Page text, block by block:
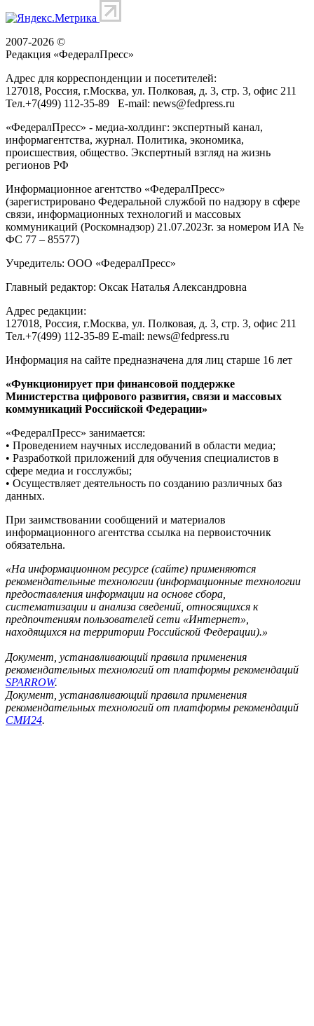
2007-2026 ©
Редакция «ФедералПресс»
Адрес для корреспонденции и посетителей:
127018, Россия, г.Москва, ул. Полковая, д. 3, стр. 3, офис 211
Тел.+7(499) 112-35-89 E-mail: news@fedpress.ru
«ФедералПресс» - медиа-холдинг: экспертный канал,
информагентства, журнал. Политика, экономика,
происшествия, общество. Экспертный взгляд на жизнь
регионов РФ
Информационное агентство «ФедералПресс»
(зарегистрировано Федеральной службой по надзору в сфере
связи, информационных технологий и массовых
коммуникаций (Роскомнадзор) 21.07.2023г. за номером ИА №
ФС 77 – 85577)
Учредитель: ООО «ФедералПресс»
Главный редактор: Оксак Наталья Александровна
Адрес редакции:
127018, Россия, г.Москва, ул. Полковая, д. 3, стр. 3, офис 211
Тел.+7(499) 112-35-89 E-mail: news@fedpress.ru
Информация на сайте предназначена для лиц старше 16 лет
«Функционирует при финансовой поддержке
Министерства цифрового развития, связи и массовых
коммуникаций Российской Федерации»
«ФедералПресс» занимается:
• Проведением научных исследований в области медиа;
• Разработкой приложений для обучения специалистов в
сфере медиа и госслужбы;
• Осуществляет деятельность по созданию различных баз
данных.
При заимствовании сообщений и материалов
информационного агентства ссылка на первоисточник
обязательна.
«На информационном ресурсе (сайте) применяются
рекомендательные технологии (информационные технологии
предоставления информации на основе сбора,
систематизации и анализа сведений, относящихся к
предпочтениям пользователей сети «Интернет»,
находящихся на территории Российской Федерации).»
Документ, устанавливающий правила применения
рекомендательных технологий от платформы рекомендаций
SPARROW.
Документ, устанавливающий правила применения
рекомендательных технологий от платформы рекомендаций
СМИ24.